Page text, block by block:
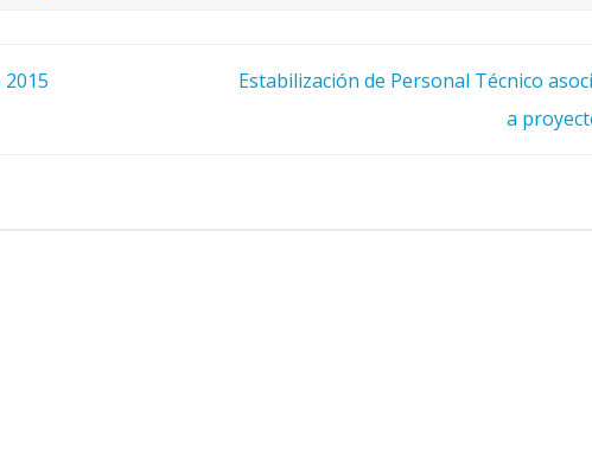
Estabilización de Personal Técnico
a